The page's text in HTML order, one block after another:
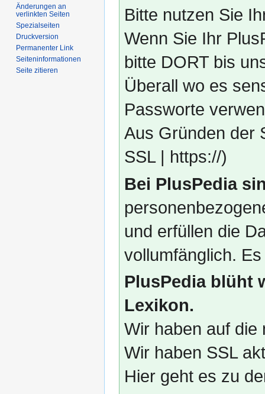
Bitte nutzen Sie
Wenn Sie Ihr
bitte DORT bis
Überall wo es
Passworte
Aus Gründen der
SSL | https://)
Bei PlusPedia
und erfüllen die
vollumfänglich.
PlusPedia blüht
Lexikon.
Wir haben auf die
Wir haben SSL
Hier geht es zu
Änderungen an
verlinkten Seiten
Spezialseiten
Druckversion
Permanenter Link
Seiten­­informationen
Seite zitieren